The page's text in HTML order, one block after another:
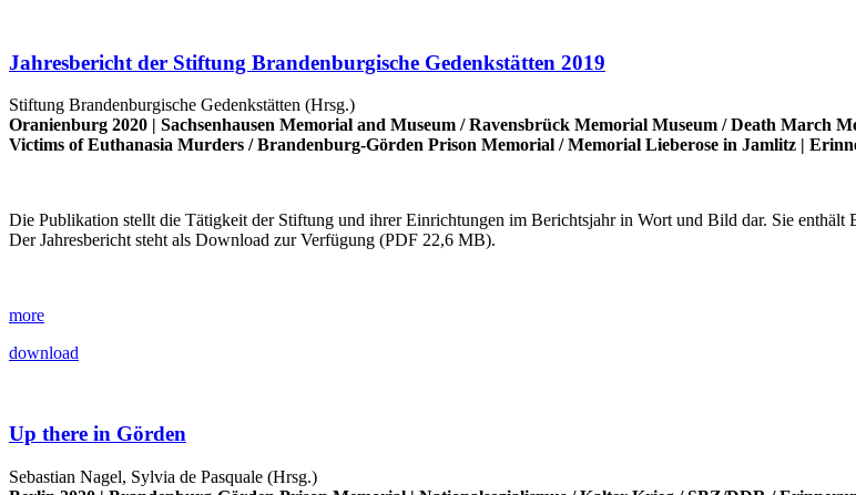
Jahresbericht der Stiftung Brandenburgische Gedenkstätten 2019
Stiftung Brandenburgische Gedenkstätten (Hrsg.)
Oranienburg 2020 | Sachsenhausen Memorial and Museum /Ravensbrück Memorial Museum /Death March
Victims of Euthanasia Murders /Brandenburg-Görden Prison Memorial /Memorial Lieberose in Jamlitz |
Die Publikation stellt die Tätigkeit der Stiftung und ihrer Einrichtungen im Berichtsjahr in Wort und Bild dar. Sie enthält
Der Jahresbericht steht als Download zur Verfügung (PDF 22,6 MB).
more
download
Up there in Görden
Sebastian Nagel, Sylvia de Pasquale (Hrsg.)